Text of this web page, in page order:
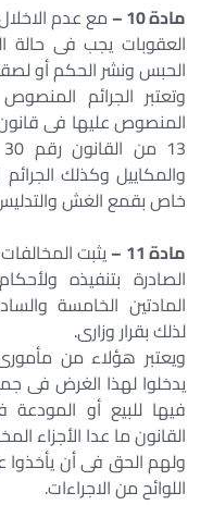
مادة 10 –
العقوبات يجب فى حالة
الحبس ونشر الحكم أو
وتعتبر الجرائم
المنصوص عليها فى قانون
والمكاييل وكذلك
خاص بقمع الغش
مادة 11 –
يثبت
الصادرة بتنفيذه
المادتين الخامسة
لذلك بقرار وزارى.
ويعتبر هؤلاء من
يدخلوا لهذا الغرض فى
فيها للبيع أو المودعة
القانون ما عدا الأجزاء
ولهم الحق فى أن يأخذوا
اللوائح من الاجراءات.